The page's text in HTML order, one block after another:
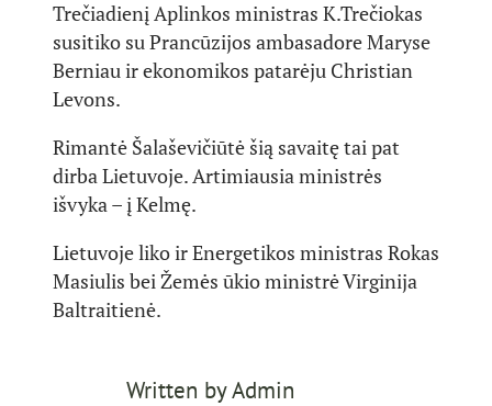
Trečiadienį Aplinkos ministras K.Trečiokas
susitiko su Prancūzijos ambasadore Maryse
Berniau ir ekonomikos patarėju Christian
Levons.
Rimantė Šalaševičiūtė šią savaitę tai pat
dirba Lietuvoje. Artimiausia ministrės
išvyka – į Kelmę.
Lietuvoje liko ir Energetikos ministras Rokas
Masiulis bei Žemės ūkio ministrė Virginija
Baltraitienė.
Written byAdmin